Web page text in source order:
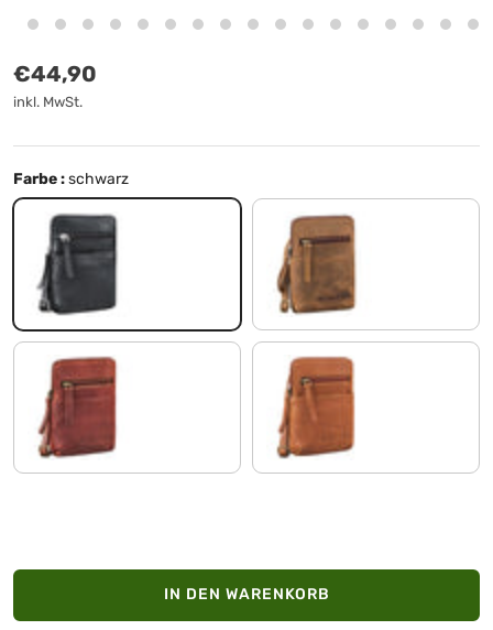
Normaler Preis
€44,90
inkl. MwSt.
Farbe :schwarz
schwarz vinto - braun
porto - cognac texas - braun
IN DEN WARENKORB